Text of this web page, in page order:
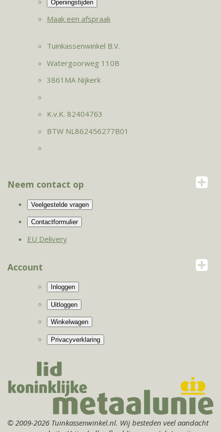
Maak een afspraak
Tuinkassenwinkel B.V.
Watergoorweg 110B
3861MA Nijkerk
K.v.K. 82404763
BTW NL862456277B01
Neem contact op
EU Delivery
Account
© 2009-2026 Tuinkassenwinkel.nl. Wij besteden veel aandacht